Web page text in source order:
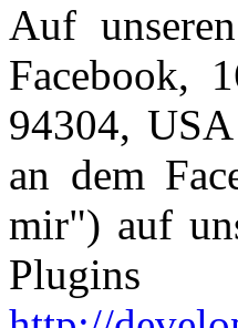
Auf
Facebook,
94304,
an dem
mir") auf